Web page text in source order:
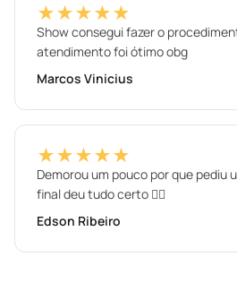
★★★★★
Show consegui fazer o
atendimento foi ótimo obg
Marcos Vinicius
★★★★★
Demorou um pouco por que pediu
final deu tudo certo ✌🏾
Edson Ribeiro